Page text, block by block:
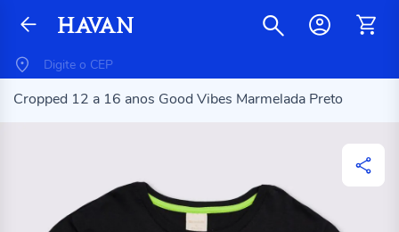
Cropped 12 a 16 anos Good Vibes Marmelada Preto